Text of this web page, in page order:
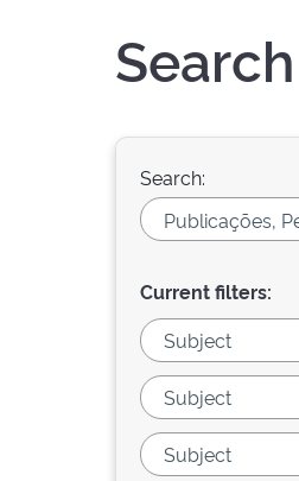
Search
Search:
Current filters: